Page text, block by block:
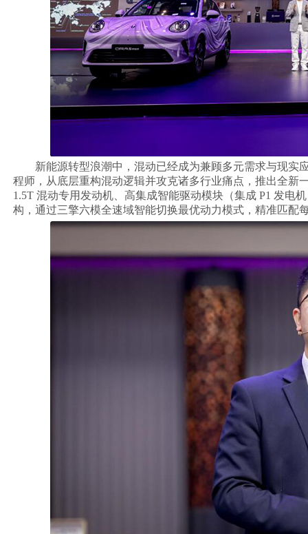
新能源转型浪潮中，混动已经成为兼顾多元需求与现实
程师，从底层重构混动逻辑并攻克诸多行业痛点，推出全新
1.5T 混动专用发动机、高集成智能驱动模块（集成 P1 发电
构，通过三擎六模全速域智能切换最优动力模式，精准匹配